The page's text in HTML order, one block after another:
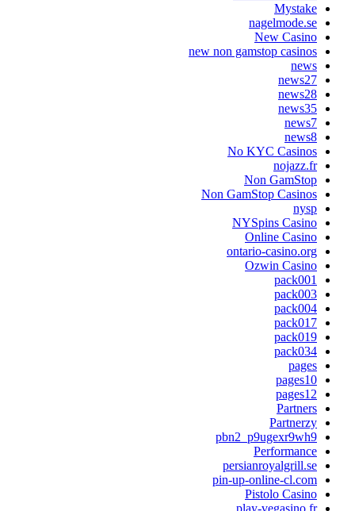
Mystake
nagelmode.se
New Casino
new non gamstop casinos
news
news27
news28
news35
news7
news8
No KYC Casinos
nojazz.fr
Non GamStop
Non GamStop Casinos
nysp
NYSpins Casino
Online Casino
ontario-casino.org
Ozwin Casino
pack001
pack003
pack004
pack017
pack019
pack034
pages
pages10
pages12
Partners
Partnerzy
pbn2_p9ugexr9wh9
Performance
persianroyalgrill.se
pin-up-online-cl.com
Pistolo Casino
play-vegasino.fr